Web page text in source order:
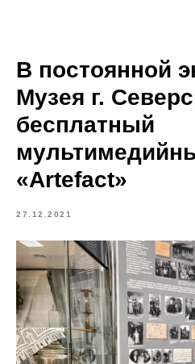
В постоянной
Музея г.
бесплатный
«Artefact»
27.12.2021